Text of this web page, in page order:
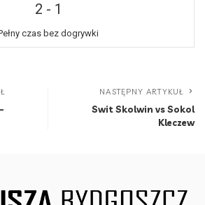
2 - 1
czas bez dogrywki
NASTĘPNY ARTYKUŁ
Swit Skolwin vs Sokol
Kleczew